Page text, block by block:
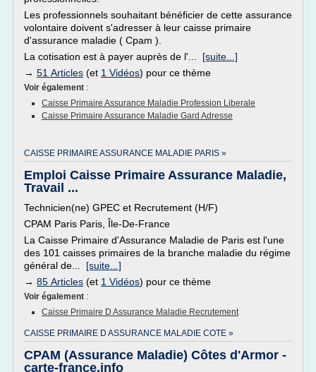
Les professionnels souhaitant bénéficier de cette assurance
volontaire doivent s'adresser à leur caisse primaire
d'assurance maladie ( Cpam ).
La cotisation est à payer auprès de l'... [suite...]
→ 51 Articles (et 1 Vidéos) pour ce thème
Voir également :
Caisse Primaire Assurance Maladie Profession Liberale
Caisse Primaire Assurance Maladie Gard Adresse
CAISSE PRIMAIRE ASSURANCE MALADIE PARIS »
Emploi Caisse Primaire Assurance Maladie,
Travail ...
Technicien(ne) GPEC et Recrutement (H/F)
CPAM Paris Paris, Île-De-France
La Caisse Primaire d'Assurance Maladie de Paris est l'une
des 101 caisses primaires de la branche maladie du régime
général de... [suite...]
→ 85 Articles (et 1 Vidéos) pour ce thème
Voir également :
Caisse Primaire D Assurance Maladie Recrutement
CAISSE PRIMAIRE D ASSURANCE MALADIE COTE »
CPAM (Assurance Maladie) Côtes d'Armor -
carte-france.info